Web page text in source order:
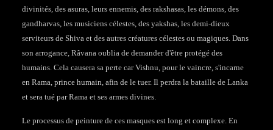
divinités, des asuras, leurs ennemis, des rakshasas, les démons, des
gandharvas, les musiciens célestes, des yakshas, les demi-dieux
serviteurs de Shiva et des autres créatures célestes ou magiques. Dans
son arrogance, Râvana oublia de demander d'être protégé des
humains. Cela causera sa perte car Vishnu, pour le vaincre, s'incarne
en Rama, prince humain, afin de le tuer. Il perdra la bataille de Lanka
et sera tué par Rama et ses armes divines.
Le processus de peinture de ces masques est long et complexe. En